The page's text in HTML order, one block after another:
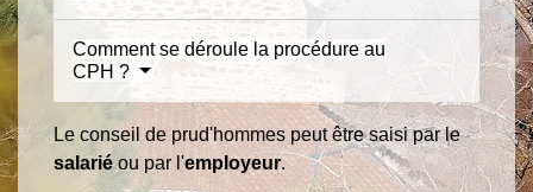
Comment se déroule la procédure au
CPH ?
Le conseil de prud'hommes peut être saisi par le
salariéou par l'employeur.